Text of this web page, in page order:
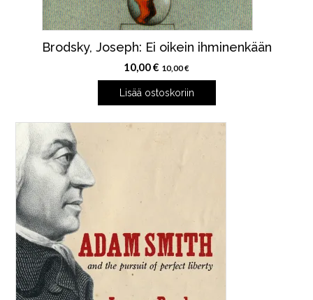
Brodsky, Joseph: Ei oikein ihminenkään
10,00€ 10,00€
Lisää ostoskoriin